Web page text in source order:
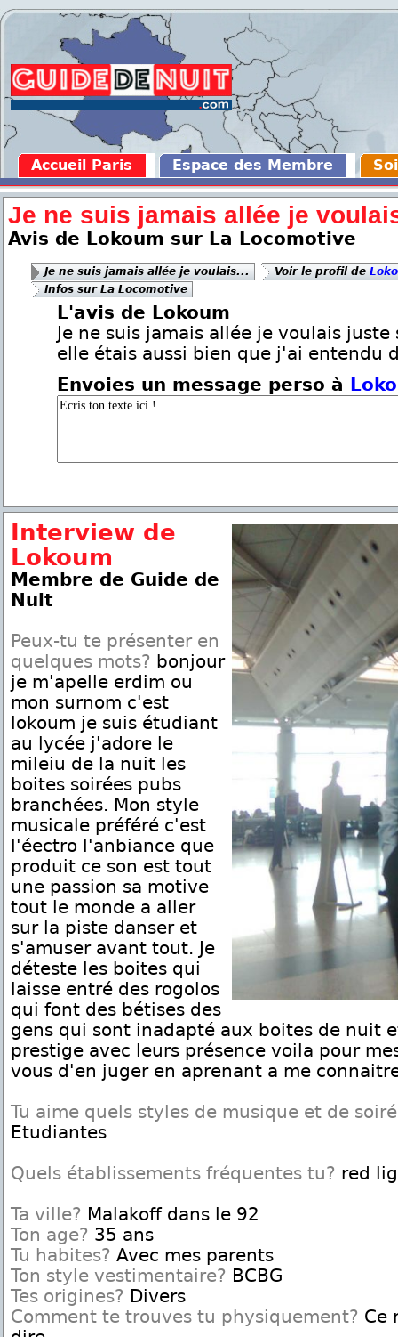
Accueil Paris Espace des Membre
Je ne suis jamais allée je
Avis de Lokoum sur La Locomotive
Je ne suis jamais allée je voulais... Voir le profil de
Infos sur La Locomotive
L'avis de Lokoum
Je ne suis jamais allée je voulais juste
elle étais aussi bien que j'ai entendu
Envoies un message perso à
Interview de
Lokoum
Membre de Guide de
Nuit
Peux-tu te présenter en
quelques mots? bonjour
je m'apelle erdim ou
mon surnom c'est
lokoum je suis étudiant
au lycée j'adore le
mileiu de la nuit les
boites soirées pubs
branchées. Mon style
musicale préféré c'est
l'éectro l'anbiance que
produit ce son est tout
une passion sa motive
tout le monde a aller
sur la piste danser et
s'amuser avant tout. Je
déteste les boites qui
laisse entré des rogolos
qui font des bétises des
gens qui sont inadapté aux boites de nuit
prestige avec leurs présence voila pour
vous d'en juger en aprenant a me
Tu aime quels styles de musique et de
Etudiantes
Quels établissements fréquentes tu? red
Ta ville? Malakoff dans le 92
Ton age? 35 ans
Tu habites? Avec mes parents
Ton style vestimentaire? BCBG
Tes origines? Divers
Comment te trouves tu physiquement? Ce